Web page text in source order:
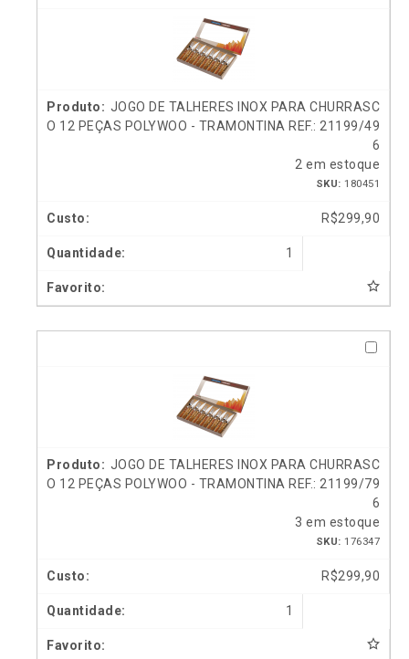
JOGO DE TALHERES INOX PARA CHURRASC
O 12 PEÇAS POLYWOO - TRAMONTINA REF.: 21199/49
6
2 em estoque
SKU: 180451
R$299,90
1
JOGO DE TALHERES INOX PARA CHURRASC
O 12 PEÇAS POLYWOO - TRAMONTINA REF.: 21199/79
6
3 em estoque
SKU: 176347
R$299,90
1